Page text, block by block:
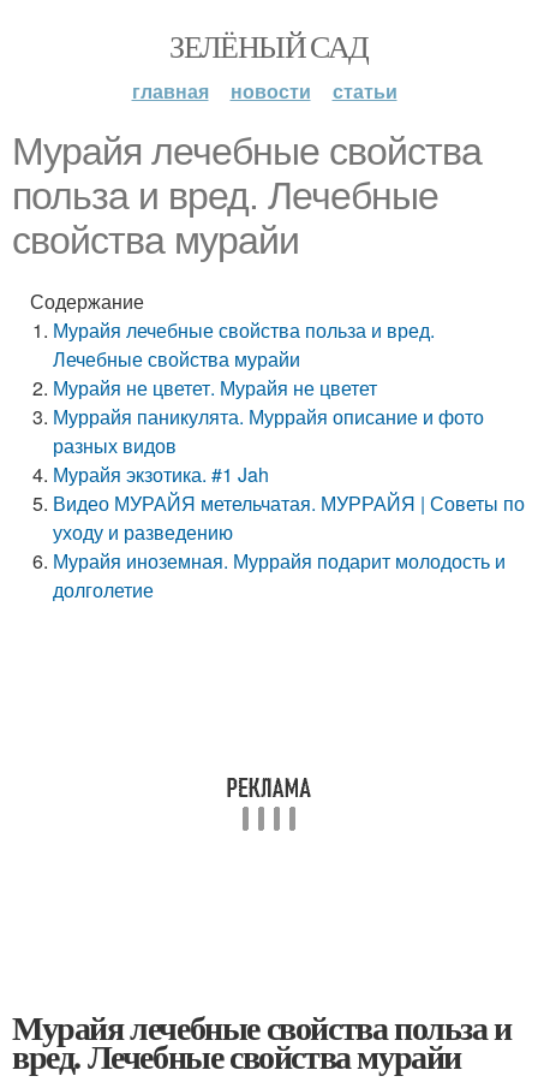
ЗЕЛЁНЫЙ САД
главная новости статьи
Мурайя лечебные свойства
польза и вред. Лечебные
свойства мурайи
Содержание
Мурайя лечебные свойства польза и вред.
Лечебные свойства мурайи
Мурайя не цветет. Мурайя не цветет
Муррайя паникулята. Муррайя описание и фото
разных видов
Мурайя экзотика. #1 Jah
Видео МУРАЙЯ метельчатая. МУРРАЙЯ | Советы по
уходу и разведению
Мурайя иноземная. Муррайя подарит молодость и
долголетие
Мурайя лечебные свойства польза и
вред. Лечебные свойства мурайи